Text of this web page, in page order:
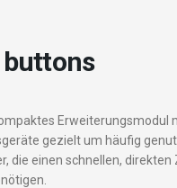
Erweiterungsmodul
gezielt um häufig
die einen schnellen,